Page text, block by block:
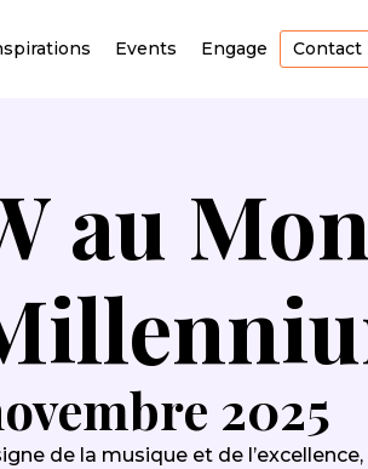
Events Engage Contact
au
2025
de la musique et de